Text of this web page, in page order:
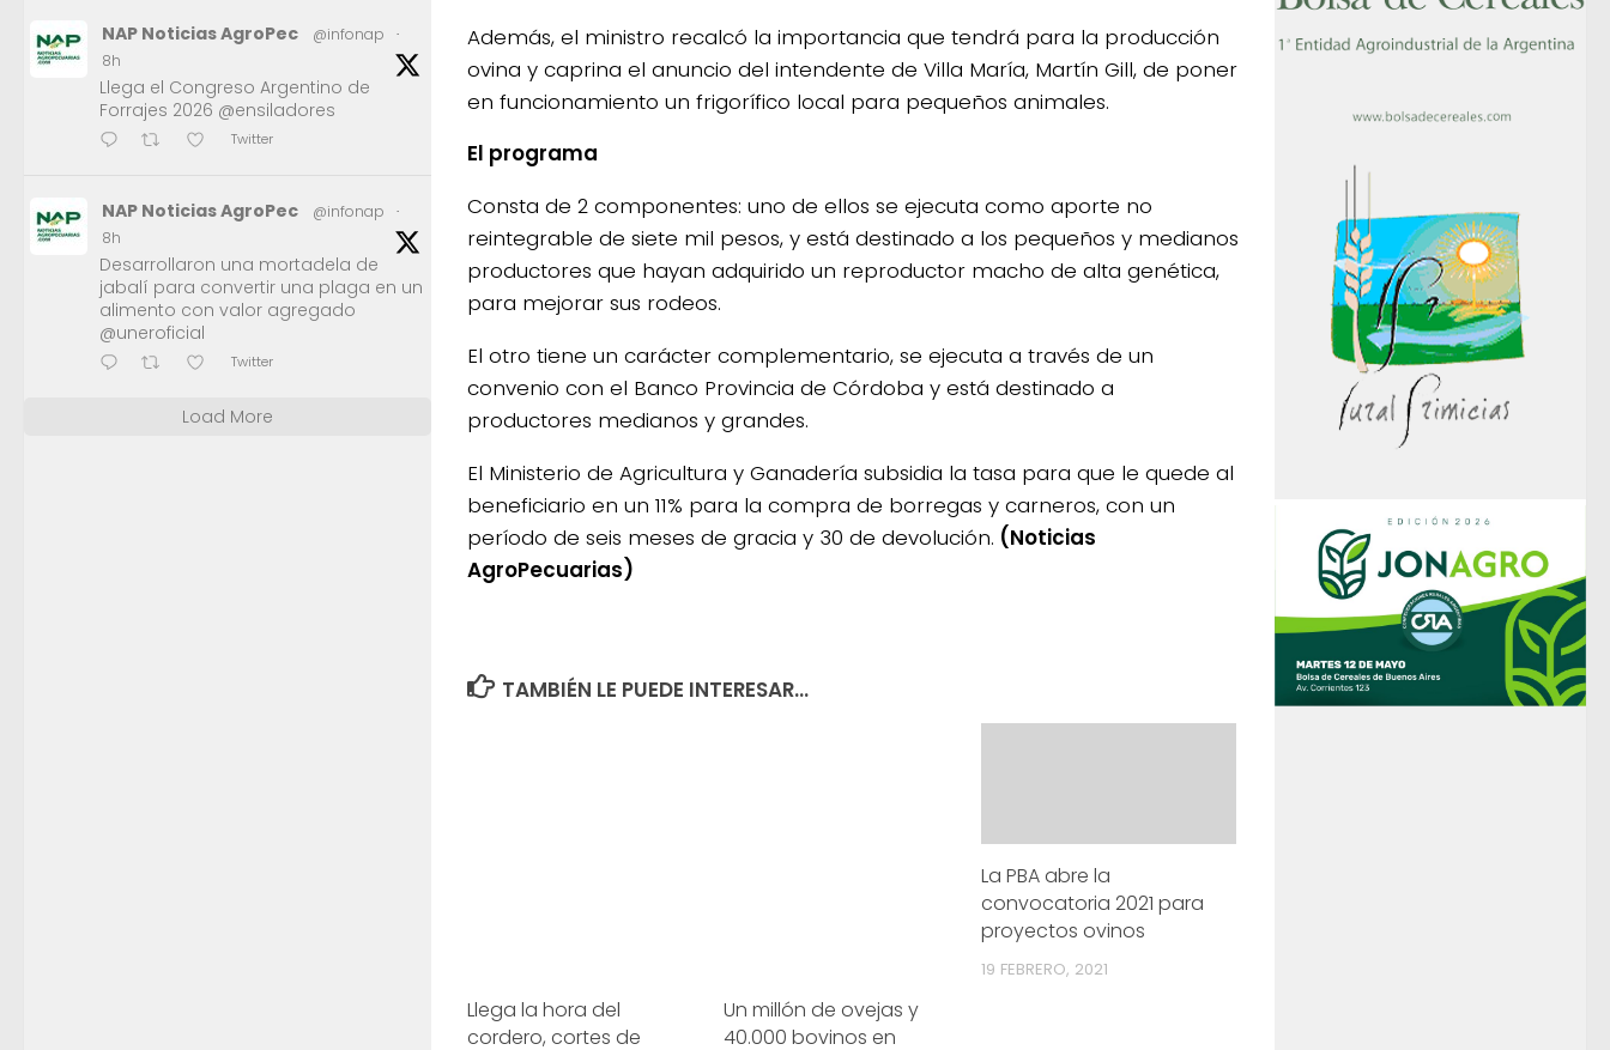
Además, el ministro recalcó la importancia que tendrá para la producción
ovina y caprina el anuncio del intendente de Villa María, Martín Gill, de poner
en funcionamiento un frigorífico local para pequeños animales.
El programa
Consta de 2 componentes: uno de ellos se ejecuta como aporte no
reintegrable de siete mil pesos, y está destinado a los pequeños y medianos
productores que hayan adquirido un reproductor macho de alta genética,
para mejorar sus rodeos.
El otro tiene un carácter complementario, se ejecuta a través de un
convenio con el Banco Provincia de Córdoba y está destinado a
productores medianos y grandes.
El Ministerio de Agricultura y Ganadería subsidia la tasa para que le quede al
beneficiario en un 11% para la compra de borregas y carneros, con un
período de seis meses de gracia y 30 de devolución. (Noticias
AgroPecuarias)
TAMBIÉN LE PUEDE INTERESAR...
Llega la hora del
cordero, cortes de
Un millón de ovejas y
40.000 bovinos en
La PBA abre la
convocatoria 2021 para
proyectos ovinos
19 FEBRERO, 2021
NAP Noticias AgroPec @infonap
·
8h
Llega el Congreso Argentino de
Forrajes 2026 @ensiladores
Twitter
NAP Noticias AgroPec @infonap
·
8h
Desarrollaron una mortadela de
jabalí para convertir una plaga en un
alimento con valor agregado
@uneroficial
Twitter
Load More